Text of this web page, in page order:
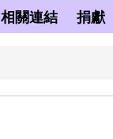
相關連結 捐獻